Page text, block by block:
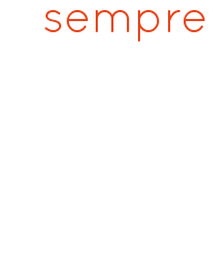
alimentação